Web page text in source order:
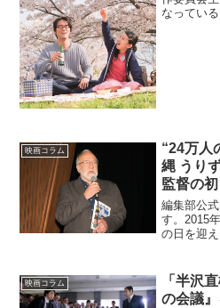
なってい
映画コラム
“24万人
縄 うり
監督の
編集部公
す。2015
の日を迎
京・神保
ンカーマ
映画コラム
「半沢
の会議